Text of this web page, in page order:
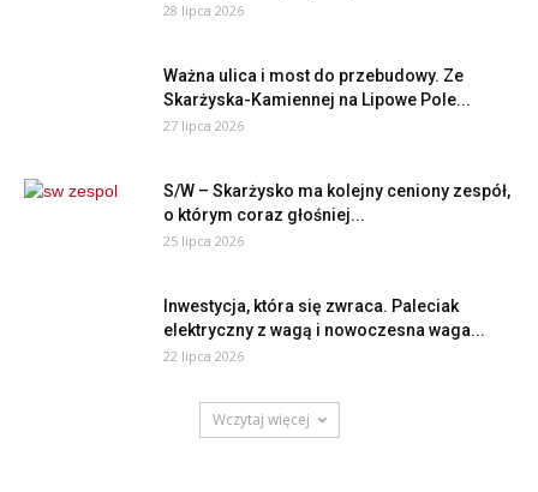
28 lipca 2026
Ważna ulica i most do przebudowy. Ze
Skarżyska-Kamiennej na Lipowe Pole...
27 lipca 2026
S/W – Skarżysko ma kolejny ceniony zespół,
o którym coraz głośniej...
25 lipca 2026
Inwestycja, która się zwraca. Paleciak
elektryczny z wagą i nowoczesna waga...
22 lipca 2026
Wczytaj więcej